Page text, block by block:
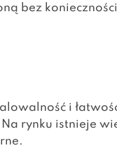
bez
i
rynku istnieje